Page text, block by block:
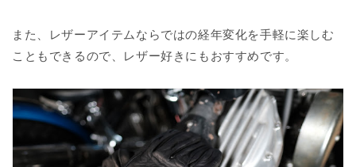
また、レザーアイテムならではの経年変化を手軽に楽しむ
こともできるので、レザー好きにもおすすめです。